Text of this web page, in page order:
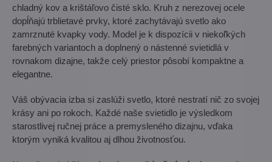
chladný kov a krištáľovo čisté sklo. Kruh z nerezovej ocele
dopĺňajú trblietavé prvky, ktoré zachytávajú svetlo ako
zamrznuté kvapky vody. Model je k dispozícii v niekoľkých
farebných variantoch a doplnený o nástenné svietidlá v
rovnakom dizajne, takže celý priestor pôsobí kompaktne a
elegantne.
Váš obývacia izba si zaslúži svetlo, ktoré nestratí nič zo svojej
krásy ani po rokoch. Každé naše svietidlo je výsledkom
starostlivej ručnej práce a premysleného dizajnu, vďaka
ktorým vyniká kvalitou aj dlhou životnosťou.